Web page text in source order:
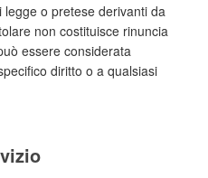
o pretese derivanti da
non costituisce rinuncia
essere considerata
diritto o a qualsiasi